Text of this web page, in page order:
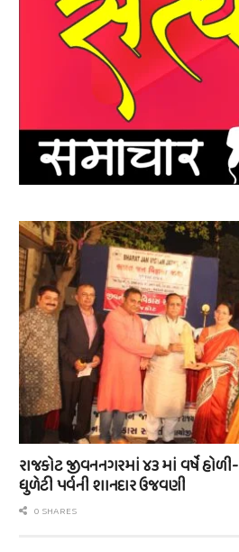
રાજકોટ જીવનનગરમાં ૪૩ માં વર્ષે હોળી-
ધુળેટી પર્વની શાનદાર ઉજવણી
0 SHARES